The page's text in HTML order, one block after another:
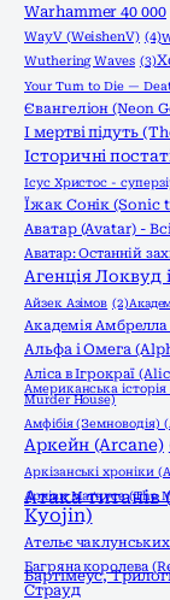
Warhammer 40 000
WayV (WeishenV) (4)
Wuthering Waves (3)
Your Turn to Die —
Євангеліон (Neon
І мертві підуть
Історичні
Ісус Христос -
Їжак Сонік (Sonic
Аватар (Avatar) - Всі
Аватар: Останній
Агенція
Айзек Азімов (2)
Академія
Альфа і Омега
Аліса в Ігрокраї
Американська
Murder House)
Амфібія (Земноводія)
Аркейн (Arcane)
Аркізанські хроніки
Архіви Маґнуса (The
Атака
Kyojin)
Ательє
Багряна королева
Бартімеус,
Страуд